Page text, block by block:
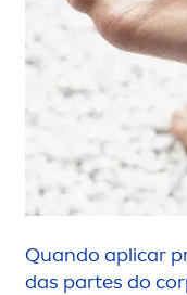
Quando aplicar
das partes do